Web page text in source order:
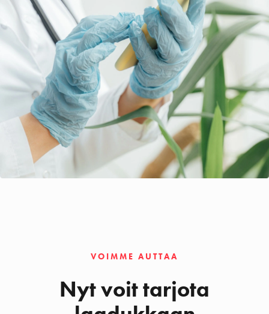
VOIMME AUTTAA
Nyt voit tarjota